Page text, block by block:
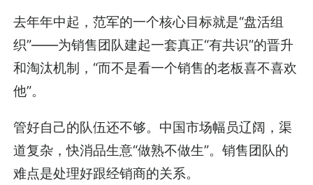
去年年中起，范军的一个核心目标就是“盘活组
织”——为销售团队建起一套真正“有共识”的晋升
和淘汰机制，“而不是看一个销售的老板喜不喜欢
他”。
管好自己的队伍还不够。中国市场幅员辽阔，渠
道复杂，快消品生意“做熟不做生”。销售团队的
难点是处理好跟经销商的关系。